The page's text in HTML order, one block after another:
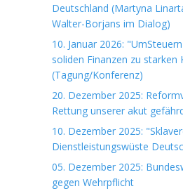
Deutschland (Martyna
Walter-Borjans im Dialog)
10. Januar 2026:
soliden Finanzen zu starken
(Tagung/Konferenz)
20. Dezember 2025:
Rettung unserer akut
10. Dezember 2025:
Dienstleistungswüste
05. Dezember 2025:
gegen Wehrpflicht